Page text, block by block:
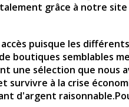
grâce à notre
puisque les
boutiques semblables
une sélection que nous
à la crise
d'argent